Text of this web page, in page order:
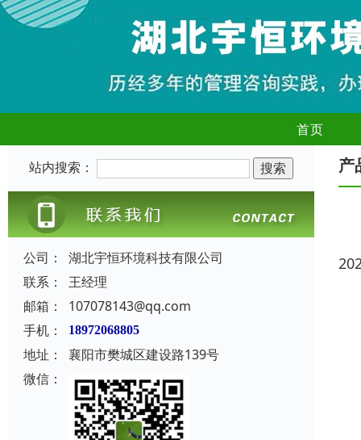
首页
站内搜索：
公司：
湖北宇恒环境科技有限公司
联系：
王经理
邮箱：
107078143@qq.com
手机：
18972068805
地址：
襄阳市樊城区建设路139号
微信：
产